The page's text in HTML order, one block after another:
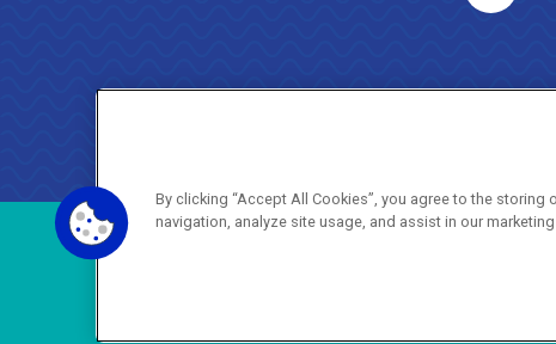
By clicking “Accept All Cookies”, you agree to the
navigation, analyze site usage, and assist in our